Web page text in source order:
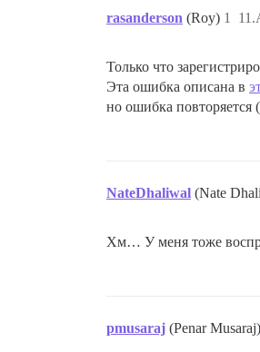
rasanderson (Roy) 1
Только что
Эта ошибка описана в
но ошибка повторяется
NateDhaliwal (Nate
Хм… У меня тоже
pmusaraj (Penar Musaraj)